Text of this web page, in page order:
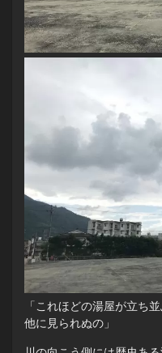
「これほどの湯屋が立ち
他に見られぬの」